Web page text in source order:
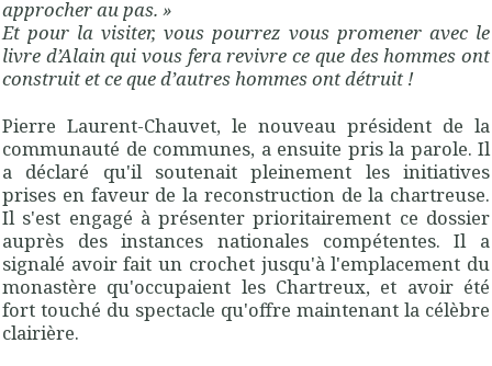
approcher au pas. »
Et pour la visiter, vous pourrez vous promener avec le
livre d’Alain qui vous fera revivre ce que des hommes ont
construit et ce que d’autres hommes ont détruit !
Pierre Laurent-Chauvet, le nouveau président de la
communauté de communes, a ensuite pris la parole. Il
a déclaré qu'il soutenait pleinement les initiatives
prises en faveur de la reconstruction de la chartreuse.
Il s'est engagé à présenter prioritairement ce dossier
auprès des instances nationales compétentes. Il a
signalé avoir fait un crochet jusqu'à l'emplacement du
monastère qu'occupaient les Chartreux, et avoir été
fort touché du spectacle qu'offre maintenant la célèbre
clairière.